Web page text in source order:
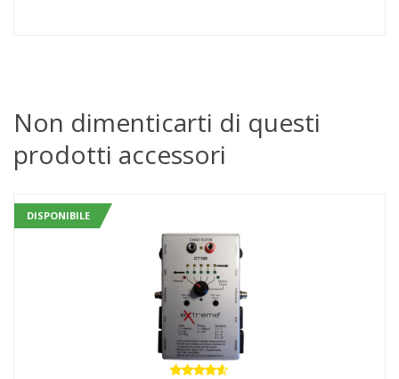
era:
18,90€.
è:
Non dimenticarti di questi
prodotti accessori
DISPONIBILE